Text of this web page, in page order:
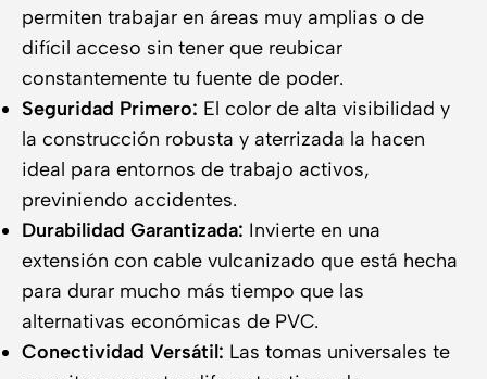
permiten trabajar en áreas muy amplias o de
difícil acceso sin tener que reubicar
constantemente tu fuente de poder.
Seguridad Primero: El color de alta visibilidad y
la construcción robusta y aterrizada la hacen
ideal para entornos de trabajo activos,
previniendo accidentes.
Durabilidad Garantizada: Invierte en una
extensión con cable vulcanizado que está hecha
para durar mucho más tiempo que las
alternativas económicas de PVC.
Conectividad Versátil: Las tomas universales te